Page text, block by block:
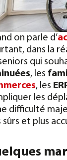
on parle d’
dans la
qui
, les
, les
les
difficulté
sûrs et plus